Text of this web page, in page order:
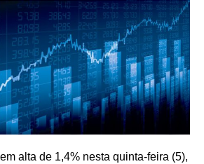
alta de 1,4% nesta quinta-feira (5),